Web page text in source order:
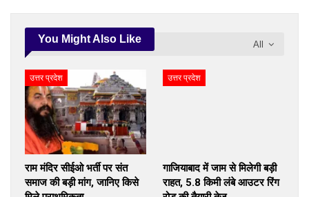
All
You Might Also Like
उत्तर प्रदेश
राम मंदिर सीईओ भर्ती पर संत
समाज की बड़ी मांग, जानिए किसे
उत्तर प्रदेश
गाजियाबाद में जाम से मिलेगी बड़ी
राहत, 5.8 किमी लंबे आउटर रिंग